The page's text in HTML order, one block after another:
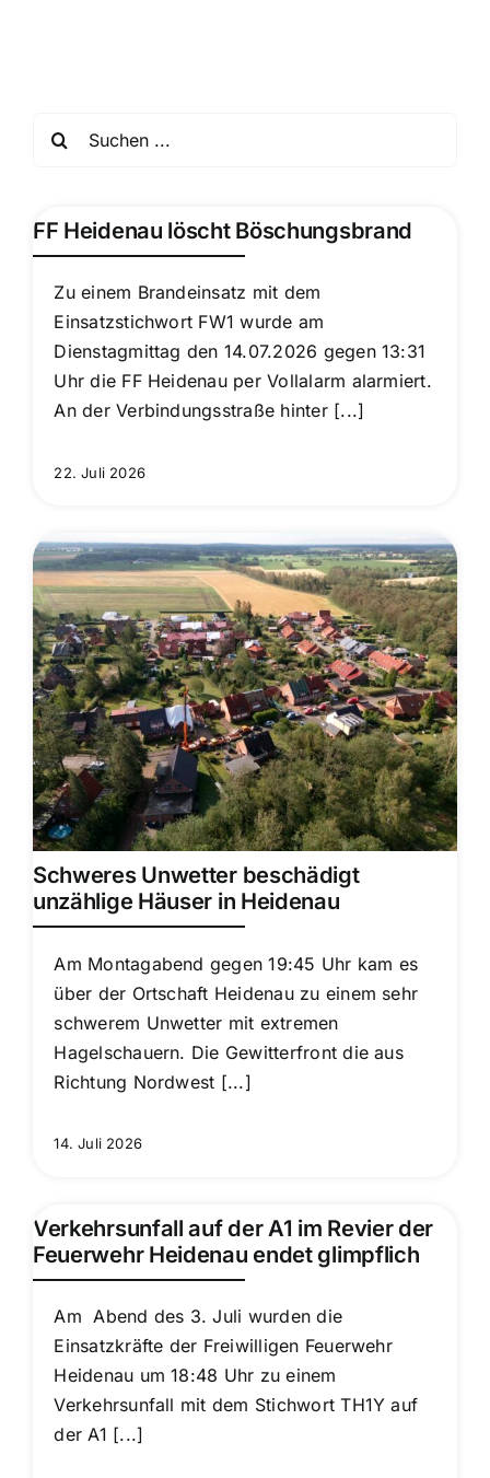
nach:
FF Heidenau löscht Böschungsbrand
Zu einem Brandeinsatz mit dem
Einsatzstichwort FW1 wurde am
Dienstagmittag den 14.07.2026 gegen 13:31
Uhr die FF Heidenau per Vollalarm alarmiert.
An der Verbindungsstraße hinter [...]
22. Juli 2026
Schweres Unwetter beschädigt
unzählige Häuser in Heidenau
Am Montagabend gegen 19:45 Uhr kam es
über der Ortschaft Heidenau zu einem sehr
schwerem Unwetter mit extremen
Hagelschauern. Die Gewitterfront die aus
Richtung Nordwest [...]
14. Juli 2026
Verkehrsunfall auf der A1 im Revier der
Feuerwehr Heidenau endet glimpflich
Am Abend des 3. Juli wurden die
Einsatzkräfte der Freiwilligen Feuerwehr
Heidenau um 18:48 Uhr zu einem
Verkehrsunfall mit dem Stichwort TH1Y auf
der A1 [...]